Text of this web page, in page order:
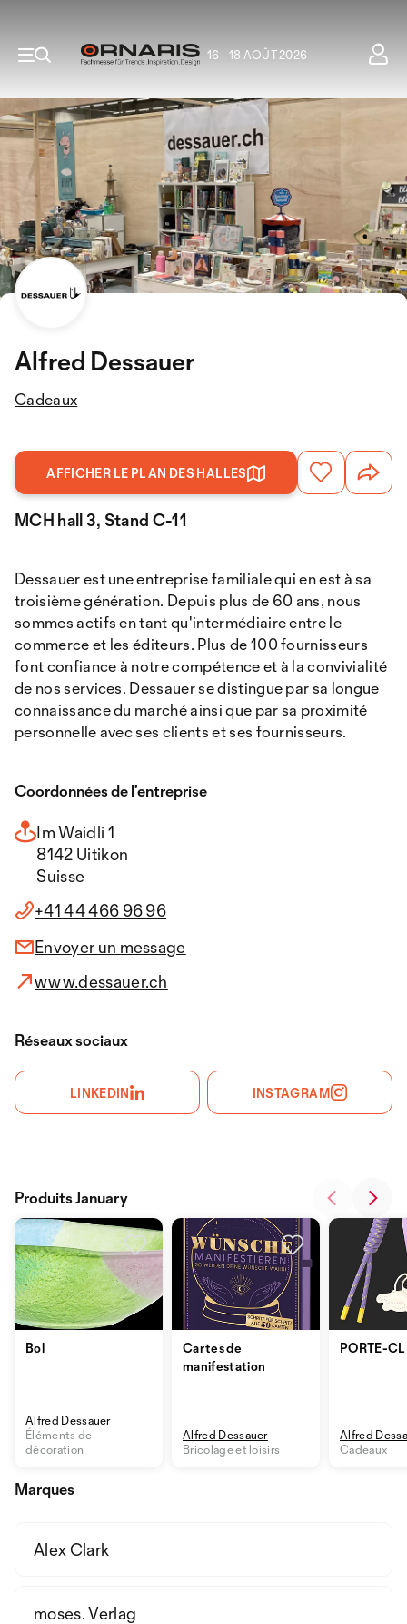
16 - 18 AOÛT 2026
Alfred Dessauer
Cadeaux
AFFICHER LE PLAN DES HALLES
MCH hall 3, Stand C-11
Dessauer est une entreprise familiale qui en est à sa
troisième génération. Depuis plus de 60 ans, nous
sommes actifs en tant qu'intermédiaire entre le
commerce et les éditeurs. Plus de 100 fournisseurs
font confiance à notre compétence et à la convivialité
de nos services. Dessauer se distingue par sa longue
connaissance du marché ainsi que par sa proximité
personnelle avec ses clients et ses fournisseurs.
Coordonnées de l’entreprise
Im Waidli 1
8142 Uitikon
Suisse
+41 44 466 96 96
Envoyer un message
www.dessauer.ch
Réseaux sociaux
LINKEDIN INSTAGRAM
Bol
Alfred Dessauer
Éléments de
décoration
Cartes de
manifestation
Alfred Dessauer
Bricolage et loisirs
PORTE-
Alfred
Cadeaux
Produits January
Marques
Alex Clark
moses. Verlag